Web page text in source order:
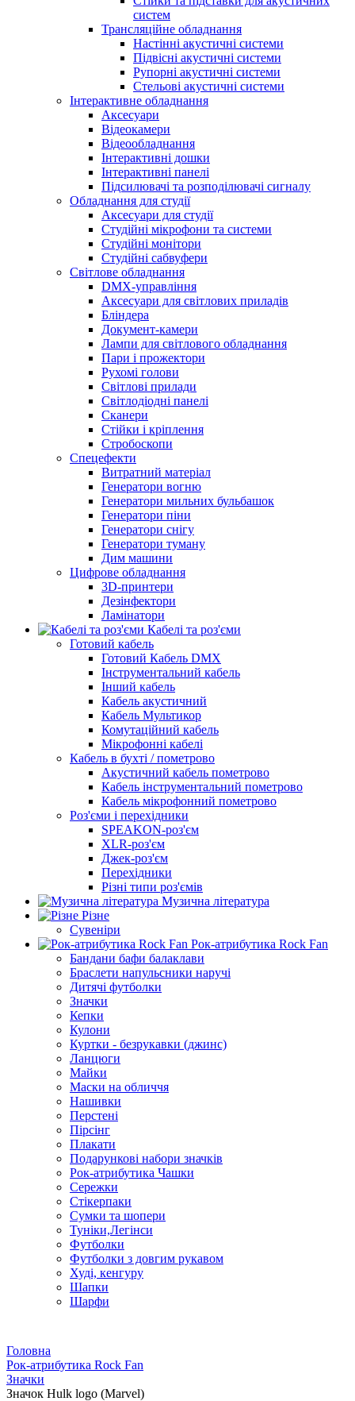
систем
Трансляційне обладнання
Настінні акустичні системи
Підвісні акустичні системи
Рупорні акустичні системи
Стельові акустичні системи
Інтерактивне обладнання
Аксесуари
Відеокамери
Відеообладнання
Інтерактивні дошки
Інтерактивні панелі
Підсилювачі та розподілювачі сигналу
Обладнання для студії
Аксесуари для студії
Студійні мікрофони та системи
Студійні монітори
Студійні сабвуфери
Світлове обладнання
DMX-управління
Аксесуари для світлових приладів
Бліндера
Документ-камери
Лампи для світлового обладнання
Пари і прожектори
Рухомі голови
Світлові прилади
Світлодіодні панелі
Сканери
Стійки і кріплення
Стробоскопи
Спецефекти
Витратний матеріал
Генератори вогню
Генератори мильних бульбашок
Генератори піни
Генератори снігу
Генератори туману
Дим машини
Цифрове обладнання
3D-принтери
Дезінфектори
Ламінатори
Кабелі та роз'єми
Готовий кабель
Готовий Кабель DMX
Інструментальний кабель
Інший кабель
Кабель акустичний
Кабель Мультикор
Комутаційний кабель
Мікрофонні кабелі
Кабель в бухті / пометрово
Акустичний кабель пометрово
Кабель інструментальний пометрово
Кабель мікрофонний пометрово
Роз'єми і перехідники
SPEAKON-роз'єм
XLR-роз'єм
Джек-роз'єм
Перехідники
Різні типи роз'ємів
Музична література
Різне
Сувеніри
Рок-атрибутика Rock Fan
Бандани бафи балаклави
Браслети напульсники наручі
Дитячі футболки
Значки
Кепки
Кулони
Куртки - безрукавки (джинс)
Ланцюги
Майки
Маски на обличчя
Нашивки
Перстені
Пірсінг
Плакати
Подарункові набори значків
Рок-атрибутика Чашки
Сережки
Стікерпаки
Сумки та шопери
Туніки,Легінси
Футболки
Футболки з довгим рукавом
Худі, кенгуру
Шапки
Шарфи
Головна
Рок-атрибутика Rock Fan
Значки
Значок Hulk logo (Marvel)